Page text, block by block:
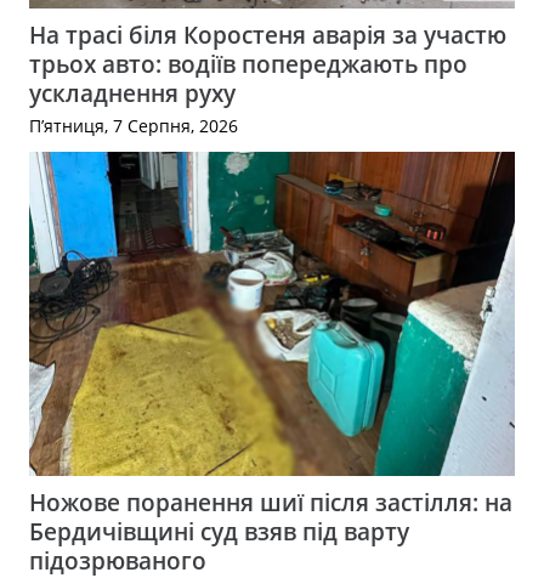
На трасі біля Коростеня аварія за участю
трьох авто: водіїв попереджають про
ускладнення руху
П’ятниця, 7 Серпня, 2026
Ножове поранення шиї після застілля: на
Бердичівщині суд взяв під варту
підозрюваного